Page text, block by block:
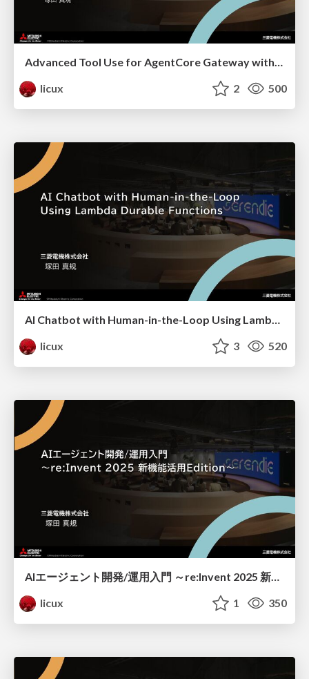
Advanced Tool Use for AgentCore Gateway with AgentCore
licux
2 500
licux
3 520
AIエージェント開発/運用入門 ～re:Invent 2025 新機能活用Edition～
licux
1 350